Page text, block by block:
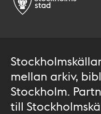
mellan arkiv,
Stockholm.
till